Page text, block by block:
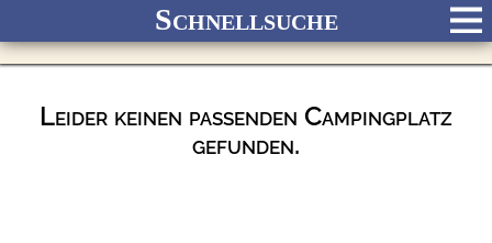
Schnellsuche
Bach Fluss Meer Gebirge See
Wald/Wiesen
Ganzjährig geöffnet
Leider keinen passenden Campingplatz
gefunden.